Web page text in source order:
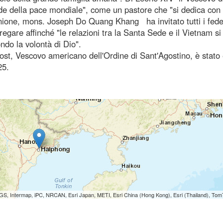
pace mondiale", come un pastore che "si dedica
mons. Joseph Do Quang Khang ha invitato tutti i
affinché "le relazioni tra la Santa Sede e il Vietnam si
la volontà di Dio".
Vescovo americano dell'Ordine di Sant'Agostino, è stato
Intermap, iPC, NRCAN, Esri Japan, METI, Esri China (Hong Kong), Esri (Thailand),